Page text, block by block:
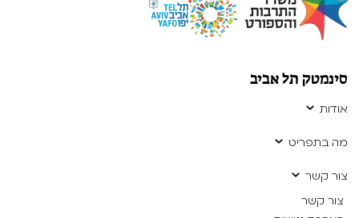
סינמטק תל אביב
אודות
מה בתפריט
צור קשר
צור קשר